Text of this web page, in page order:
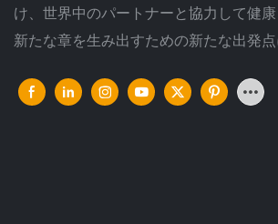
け、世界中のパートナーと協力して健
新たな章を生み出すための新たな出発点